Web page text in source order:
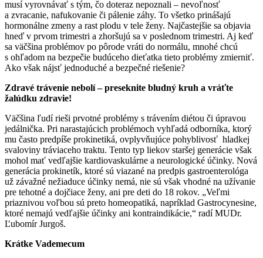
musí vyrovnávať s tým, čo doteraz nepoznali – nevoľnosť
a zvracanie, nafukovanie či pálenie záhy. To všetko prinášajú
hormonálne zmeny a rast plodu v tele ženy. Najčastejšie sa objavia
hneď v prvom trimestri a zhoršujú sa v poslednom trimestri. Aj keď
sa väčšina problémov po pôrode vráti do normálu, mnohé chcú
s ohľadom na bezpečie budúceho dieťatka tieto problémy zmierniť.
Ako však nájsť jednoduché a bezpečné riešenie?
Zdravé trávenie nebolí – preseknite bludný kruh a vráťte
žalúdku zdravie!
Väčšina ľudí rieši prvotné problémy s trávením diétou či úpravou
jedálnička. Pri narastajúcich problémoch vyhľadá odborníka, ktorý
mu často predpíše prokinetiká, ovplyvňujúce pohyblivosť hladkej
svaloviny tráviaceho traktu. Tento typ liekov staršej generácie však
mohol mať vedľajšie kardiovaskulárne a neurologické účinky. Nová
generácia prokinetík, ktoré sú viazané na predpis gastroenterológa
už závažné nežiaduce účinky nemá, nie sú však vhodné na užívanie
pre tehotné a dojčiace ženy, ani pre deti do 18 rokov. „Veľmi
priaznivou voľbou sú preto homeopatiká, napríklad Gastrocynesine,
ktoré nemajú vedľajšie účinky ani kontraindikácie,“ radí MUDr.
Ľubomír Jurgoš.
Krátke Vademecum